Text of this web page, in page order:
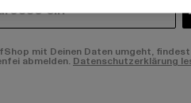
mit Deinen Daten umgeht,
abmelden. Datenschutzerklärung